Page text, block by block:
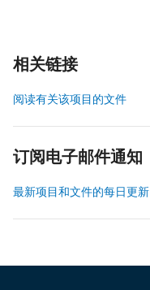
相关链接
阅读有关该项目的文件
订阅电子邮件通知
最新项目和文件的每日更新